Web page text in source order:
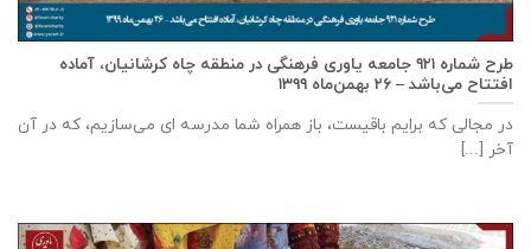
طرح شماره ۹۲۱ جامعه ياوری فرهنگی در منطقه چاه کرشانیان، آماده
افتتاح می‌باشد – ۲۶ بهمن‌ماه ۱۳۹۹
در مجالی که برایم باقیست، باز همراه شما مدرسه ای می‌سازیم، که در آن
آخر [...]